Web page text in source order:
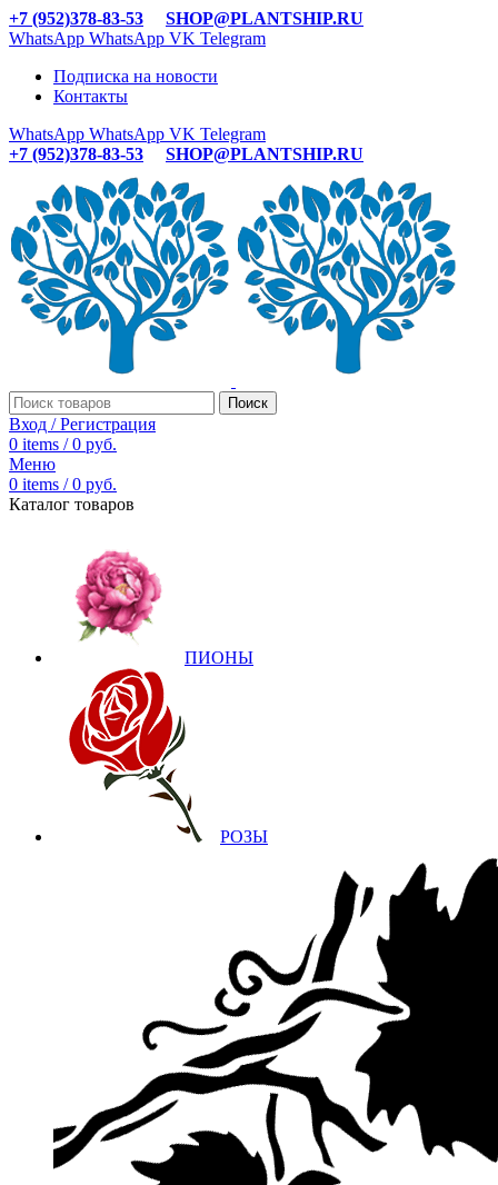
+7 (952)378-83-53
SHOP@PLANTSHIP.RU
WhatsApp WhatsApp VK Telegram
Подписка на новости
Контакты
WhatsApp WhatsApp VK Telegram
+7 (952)378-83-53
SHOP@PLANTSHIP.RU
Поиск
Вход / Регистрация
0 items / 0 руб.
Меню
0 items / 0 руб.
Каталог товаров
ПИОНЫ
РОЗЫ